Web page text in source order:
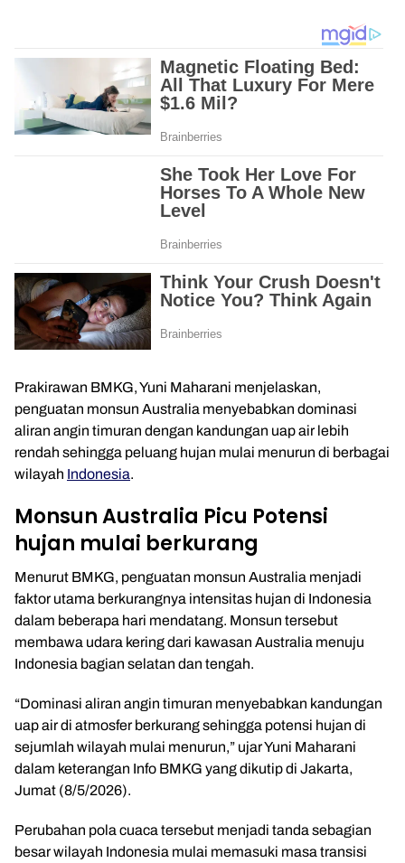
Prakirawan BMKG,Yuni Maharani menjelaskan,
penguatan monsun Australia menyebabkan dominasi
aliran angin timuran dengan kandungan uap air lebih
rendah sehingga peluang hujan mulai menurun di berbagai
wilayah Indonesia.
Monsun Australia Picu Potensi
hujan mulai berkurang
Menurut BMKG, penguatan monsun Australia menjadi
faktor utama berkurangnya intensitas hujan di Indonesia
dalam beberapa hari mendatang. Monsun tersebut
membawa udara kering dari kawasan Australia menuju
Indonesia bagian selatan dan tengah.
“Dominasi aliran angin timuran menyebabkan kandungan
uap air di atmosfer berkurang sehingga potensi hujan di
sejumlah wilayah mulai menurun,” ujar Yuni Maharani
dalam keterangan Info BMKG yang dikutip di Jakarta,
Jumat (8/5/2026).
Perubahan pola cuaca tersebut menjadi tanda sebagian
besar wilayah Indonesia mulai memasuki masa transisi